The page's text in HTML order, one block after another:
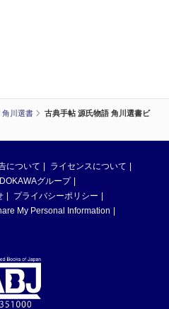
角川選書
古典手帖 源氏物語 角川選書ビ
について
ライセンスについて
グループ
プライバシーポリシー
My Personal Information